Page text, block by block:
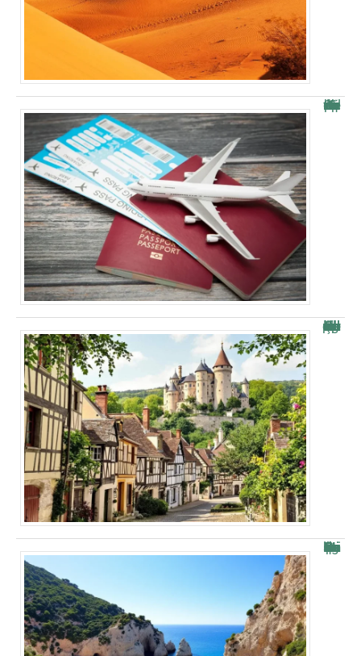
Comment récupérer une carte d’embarquement après le vol ?
Les plus beaux villages de la vallée de Chevreuse : aperçu
Parking près de la Calanque de Port-Miou à Cassis